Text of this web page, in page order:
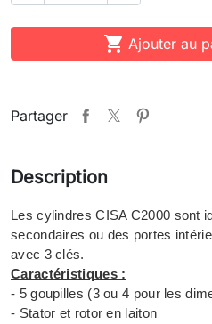
 Ajouter au
Partager
Description
Les cylindres CISA C2000 sont
secondaires ou des portes
avec 3 clés.
Caractéristiques :
- 5 goupilles (3 ou 4 pour les
- Stator et rotor en laiton